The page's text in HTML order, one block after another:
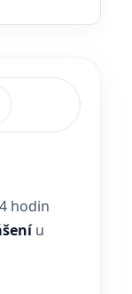
hodin
u